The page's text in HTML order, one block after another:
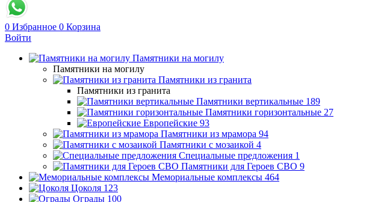
0 Избранное 0 Корзина
Войти
Памятники на могилу
Памятники на могилу
Памятники из гранита
Памятники из гранита
Памятники вертикальные 189
Памятники горизонтальные 27
Европейские 93
Памятники из мрамора 94
Памятники с мозаикой 4
Специальные предложения 1
Памятники для Героев СВО 9
Мемориальные комплексы 464
Цоколя 123
Ограды 100